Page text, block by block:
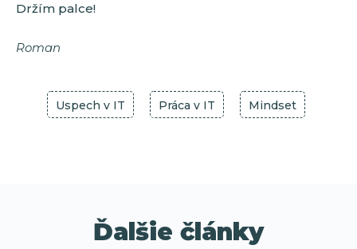
Držím palce!
Roman
Úspech v IT Práca v IT Mindset
Ďalšie články